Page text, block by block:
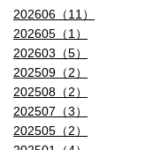
202606（11）
202605（1）
202603（5）
202509（2）
202508（2）
202507（3）
202505（2）